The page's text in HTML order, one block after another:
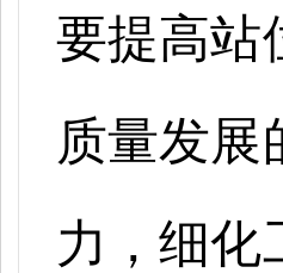
要提高站
质量发展
力，细化